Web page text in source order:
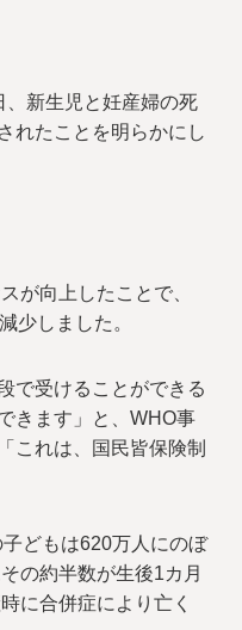
新生児と妊産婦の死
れたことを明らかにし
が向上したことで、
少しました。
で受けることができる
きます」と、WHO事
これは、国民皆保険制
どもは620万人にのぼ
の約半数が生後1カ月
に合併症により亡く